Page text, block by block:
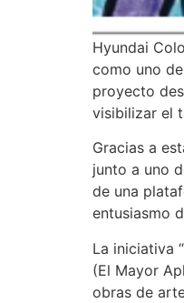
Hyundai
como uno
proyecto
visibilizar el
Gracias a
junto a uno
de una
entusiasmo
La iniciativa
(El Mayor
obras de